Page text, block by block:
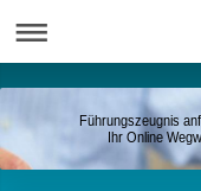
Führungszeugnis
Ihr Online